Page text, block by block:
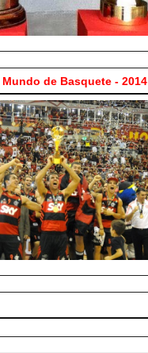
de Basquete - 2014